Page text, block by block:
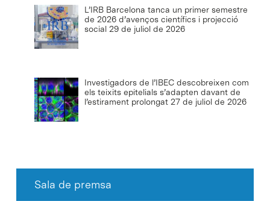
L’IRB Barcelona tanca un primer semestre
de 2026 d’avenços científics i projecció
social 29 de juliol de 2026
Investigadors de l’IBEC descobreixen com
els teixits epitelials s’adapten davant de
l’estirament prolongat 27 de juliol de 2026
Sala de premsa